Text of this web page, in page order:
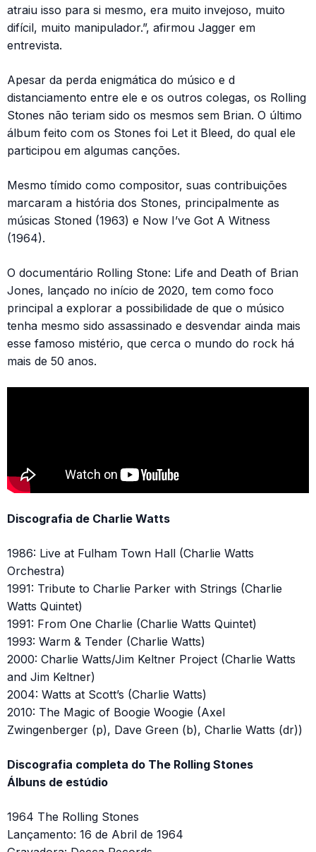
atraiu isso para si mesmo, era muito invejoso, muito
difícil, muito manipulador.”, afirmou Jagger em
entrevista.
Apesar da perda enigmática do músico e d
distanciamento entre ele e os outros colegas, os Rolling
Stones não teriam sido os mesmos sem Brian. O último
álbum feito com os Stones foi Let it Bleed, do qual ele
participou em algumas canções.
Mesmo tímido como compositor, suas contribuições
marcaram a história dos Stones, principalmente as
músicas Stoned (1963) e Now I’ve Got A Witness
(1964).
O documentário Rolling Stone: Life and Death of Brian
Jones, lançado no início de 2020, tem como foco
principal a explorar a possibilidade de que o músico
tenha mesmo sido assassinado e desvendar ainda mais
esse famoso mistério, que cerca o mundo do rock há
mais de 50 anos.
Discografia de Charlie Watts
1986: Live at Fulham Town Hall (Charlie Watts
Orchestra)
1991: Tribute to Charlie Parker with Strings (Charlie
Watts Quintet)
1991: From One Charlie (Charlie Watts Quintet)
1993: Warm & Tender (Charlie Watts)
2000: Charlie Watts/Jim Keltner Project (Charlie Watts
and Jim Keltner)
2004: Watts at Scott’s (Charlie Watts)
2010: The Magic of Boogie Woogie (Axel
Zwingenberger (p), Dave Green (b), Charlie Watts (dr))
Discografia completa do The Rolling Stones
Álbuns de estúdio
1964 The Rolling Stones
Lançamento: 16 de Abril de 1964